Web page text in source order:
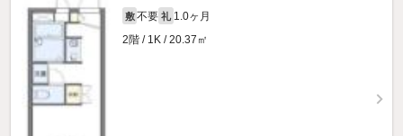
敷 不要 礼 1.0ヶ月
2階 / 1K / 20.37㎡